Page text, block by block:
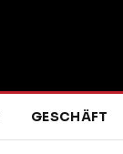
GESCHÄFT